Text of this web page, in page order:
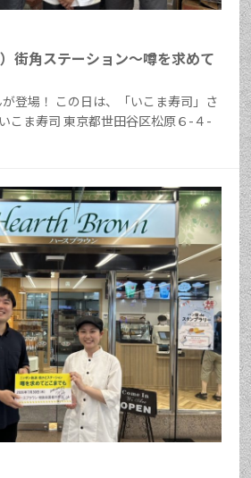
街角ステーション～噂を求めて
登場！ この日は、「いこま寿司」さ
こま寿司 東京都世田谷区松原６-４-